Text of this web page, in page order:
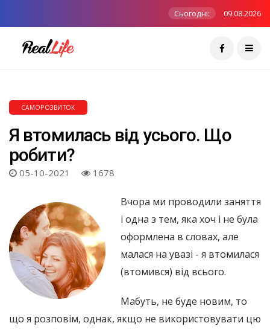
Сьогодні: 09.08.2026
САМОРОЗВИТОК
Я втомилась від усього. Що
робити?
05-10-2021 1678
Вчора ми проводили заняття
і одна з тем, яка хоч і не була
оформлена в словах, але
малася на увазі - я втомилася
(втомився) від всього.
Мабуть, не буде новим, то
що я розповім, однак, якщо не використовувати цю